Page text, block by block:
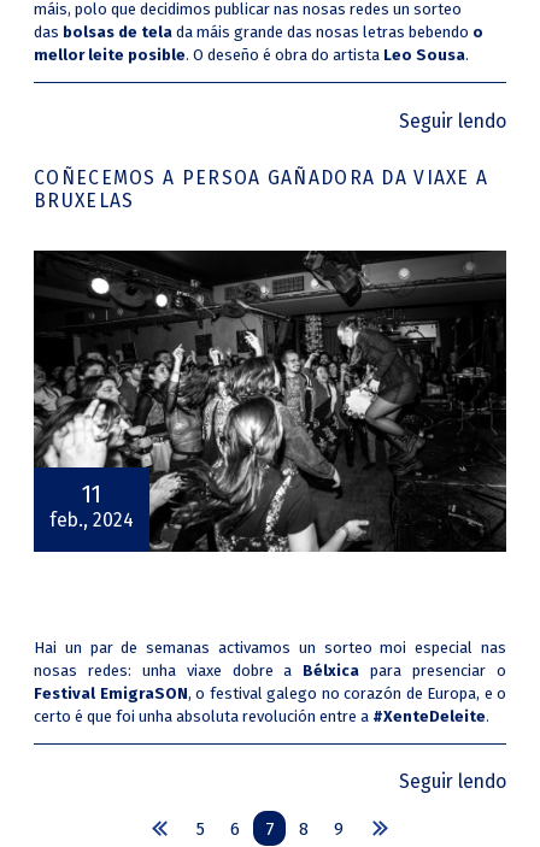
máis, polo que decidimos publicar nas nosas redes un sorteo
das bolsas de tela da máis grande das nosas letras bebendo o
mellor leite posible. O deseño é obra do artista Leo Sousa.
Seguir lendo
COÑECEMOS A PERSOA GAÑADORA DA VIAXE A
BRUXELAS
11
feb., 2024
Hai un par de semanas activamos un sorteo moi especial nas
nosas redes: unha viaxe dobre a Bélxica para presenciar o
Festival EmigraSON, o festival galego no corazón de Europa, e o
certo é que foi unha absoluta revolución entre a #XenteDeleite.
Seguir lendo
5 6 7 8 9